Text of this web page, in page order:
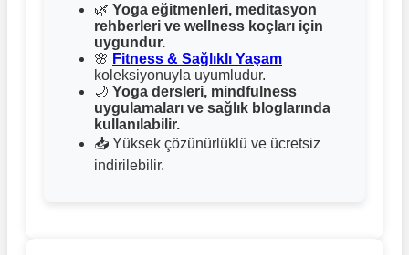
🌿 Yoga eğitmenleri, meditasyon
rehberleri ve wellness koçları için
uygundur.
🌸 Fitness & Sağlıklı Yaşam
koleksiyonuyla uyumludur.
🌙 Yoga dersleri, mindfulness
uygulamaları ve sağlık bloglarında
kullanılabilir.
📥 Yüksek çözünürlüklü ve ücretsiz
indirilebilir.